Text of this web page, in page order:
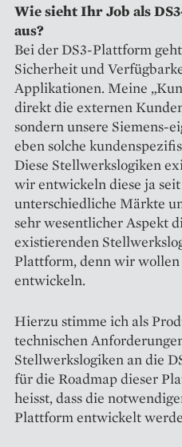
Wie sieht Ihr Job als
aus?
Bei der DS3-Plattform
Sicherheit und
Applikationen. Meine
direkt die externen
sondern unsere Siemens-
eben solche
Diese Stellwerkslogiken
wir entwickeln diese ja
unterschiedliche Märkte
sehr wesentlicher Aspekt
existierenden
Plattform, denn wir
entwickeln.
Hierzu stimme ich als
technischen
Stellwerkslogiken an die
für die Roadmap dieser
heisst, dass die
Plattform entwickelt